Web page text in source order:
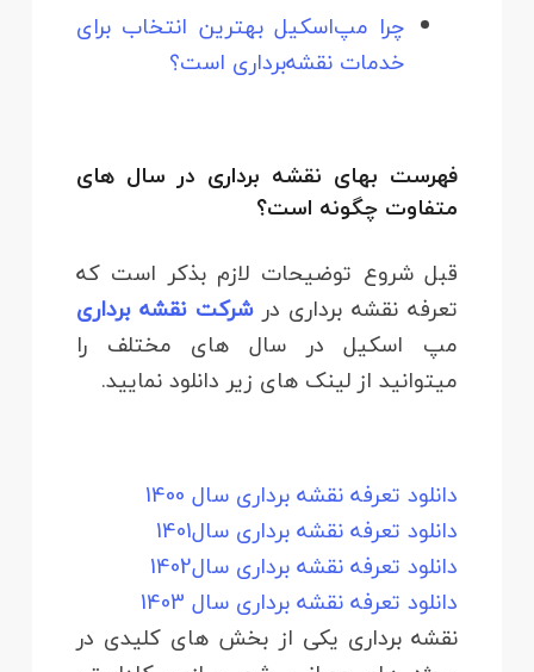
چرا مپ‌اسکیل بهترین انتخاب برای
خدمات نقشه‌برداری است؟
فهرست بهای نقشه برداری در سال های
متفاوت چگونه است؟
قبل شروع توضیحات لازم بذکر است که
تعرفه نقشه برداری درشرکت نقشه برداری
مپ اسکیل در سال های مختلف را
میتوانید از لینک های زیر دانلود نمایید.
دانلود تعرفه نقشه برداری سال 1400
دانلود تعرفه نقشه برداری سال1401
دانلود تعرفه نقشه برداری سال1402
دانلود تعرفه نقشه برداری سال 1403
نقشه‌ برداری یکی از بخش‌ های کلیدی در